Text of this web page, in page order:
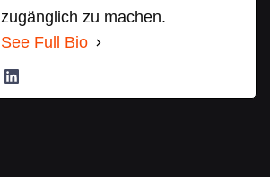
zugänglich zu machen.
See Full Bio